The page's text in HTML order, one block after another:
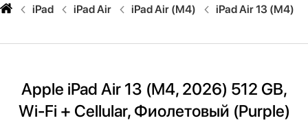
iPad iPad Air iPad Air (M4) iPad Air 13 (M4)
Apple iPad Air 13 (M4, 2026) 512 GB,
Wi-Fi + Cellular, Фиолетовый (Purple)